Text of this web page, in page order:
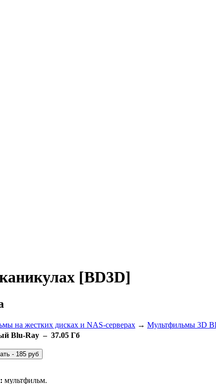
[BD3D]
на жестких дисках и NAS-серверах → Мультфильмы 3D
Blu-Ray – 37.05 Гб
мультфильм.